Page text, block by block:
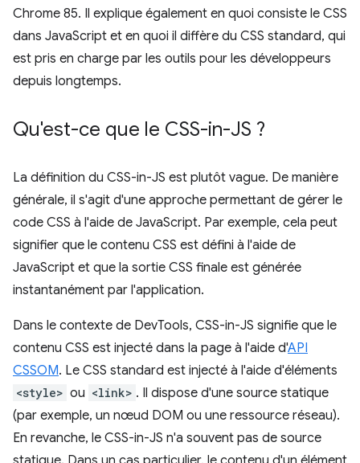
Chrome 85. Il explique également en quoi consiste le CSS
dans JavaScript et en quoi il diffère du CSS standard, qui
est pris en charge par les outils pour les développeurs
depuis longtemps.
Qu'est-ce que le CSS-in-JS ?
La définition du CSS-in-JS est plutôt vague. De manière
générale, il s'agit d'une approche permettant de gérer le
code CSS à l'aide de JavaScript. Par exemple, cela peut
signifier que le contenu CSS est défini à l'aide de
JavaScript et que la sortie CSS finale est générée
instantanément par l'application.
Dans le contexte de DevTools, CSS-in-JS signifie que le
contenu CSS est injecté dans la page à l'aide d'API
CSSOM. Le CSS standard est injecté à l'aide d'éléments
<style> ou <link> . Il dispose d'une source statique
(par exemple, un nœud DOM ou une ressource réseau).
En revanche, le CSS-in-JS n'a souvent pas de source